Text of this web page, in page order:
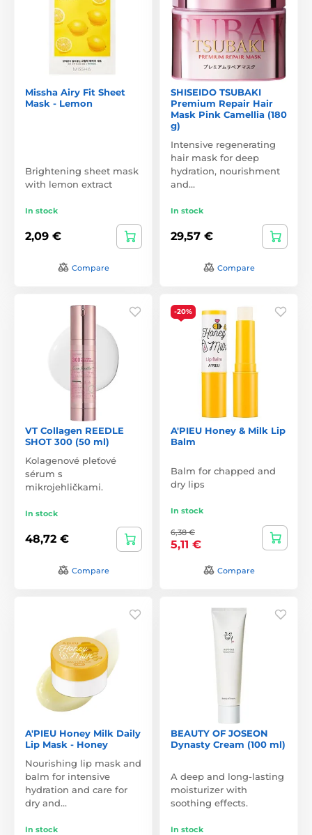
Missha Airy Fit Sheet
Mask - Lemon
Brightening sheet mask
with lemon extract
In stock
2,09 €
Compare
SHISEIDO TSUBAKI
Premium Repair Hair
Mask Pink Camellia (180
g)
Intensive regenerating
hair mask for deep
hydration, nourishment
and…
In stock
29,57 €
Compare
VT Collagen REEDLE
SHOT 300 (50 ml)
Kolagenové pleťové
sérum s
mikrojehličkami.
In stock
48,72 €
Compare
-20%
A'PIEU Honey & Milk Lip
Balm
Balm for chapped and
dry lips
In stock
6,38 €
5,11 €
Compare
A'PIEU Honey Milk Daily
Lip Mask - Honey
Nourishing lip mask and
balm for intensive
hydration and care for
dry and…
In stock
BEAUTY OF JOSEON
Dynasty Cream (100 ml)
A deep and long-lasting
moisturizer with
soothing effects.
In stock